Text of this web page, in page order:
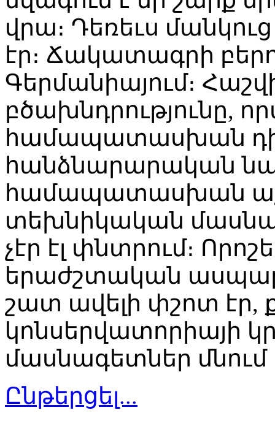
վրա։ Դեռեւս
էր։ Ճակատագրի
Գերմանիայում։
բծախնդրությունը,
համապատասխան
հանձնարարական
համապատասխան
տեխնիկական
չէր էլ փնտրում։
երաժշտական
շատ ավելի փշոտ էր,
կոնսերվատորիայի
մասնագետներ
Ընթերցել...